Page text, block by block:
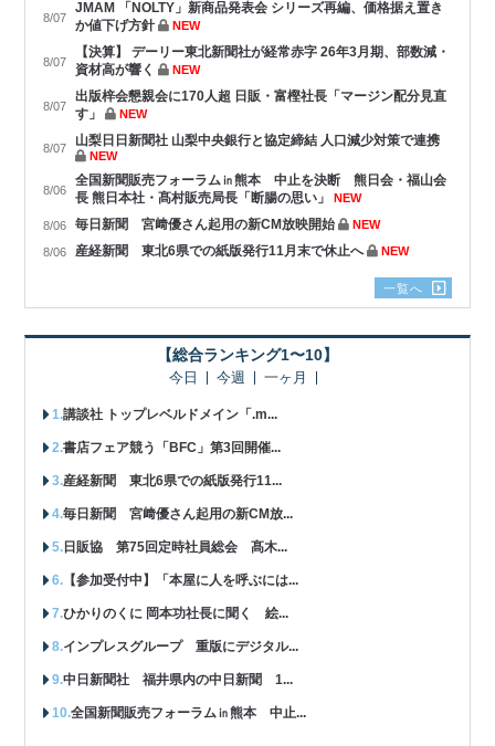
8/07
JMAM 「NOLTY」新商品発表会 シリーズ再編、価格据え置き
か値下げ方針
NEW
8/07
【決算】 デーリー東北新聞社が経常赤字 26年3月期、部数減・
資材高が響く
NEW
8/07
出版梓会懇親会に170人超 日販・富樫社長「マージン配分見直
す」
NEW
8/07 山梨日日新聞社 山梨中央銀行と協定締結 人口減少対策で連携
NEW
8/06
全国新聞販売フォーラム㏌熊本 中止を決断 熊日会・福山会
長 熊日本社・髙村販売局長「断腸の思い」
NEW
8/06 毎日新聞 宮﨑優さん起用の新CM放映開始 NEW
8/06 産経新聞 東北6県での紙版発行11月末で休止へ NEW
一覧へ
【総合ランキング1〜10】
今日 今週 一ヶ月
講談社 トップレベルドメイン「.m...
書店フェア競う「BFC」第3回開催...
産経新聞 東北6県での紙版発行11...
毎日新聞 宮﨑優さん起用の新CM放...
日販協 第75回定時社員総会 髙木...
【参加受付中】「本屋に人を呼ぶには...
ひかりのくに 岡本功社長に聞く 絵...
インプレスグループ 重版にデジタル...
中日新聞社 福井県内の中日新聞 1...
全国新聞販売フォーラム㏌熊本 中止...